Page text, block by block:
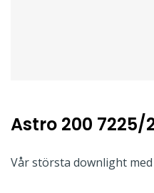
Astro 200 7225/
Vår största downlight